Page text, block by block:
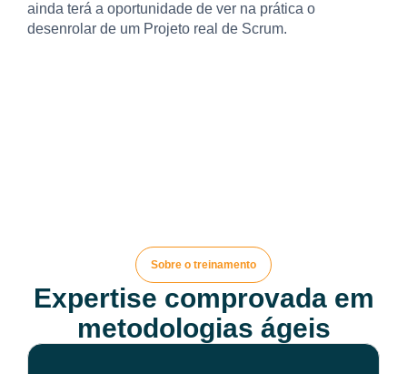
ainda terá a oportunidade de ver na prática o
desenrolar de um Projeto real de Scrum.
Sobre o treinamento
Expertise comprovada em
metodologias ágeis